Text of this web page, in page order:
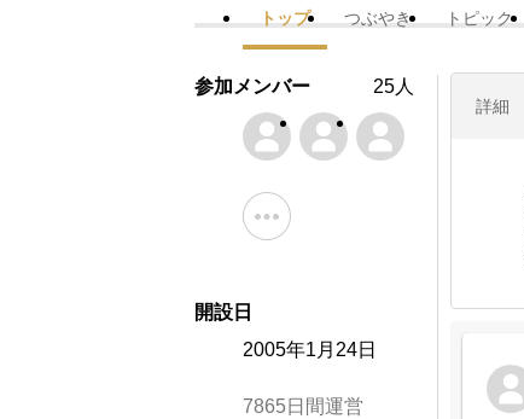
トップ つぶやき トピック
詳細
参加メンバー 25人
開設日
2005年1月24日
7865日間運営